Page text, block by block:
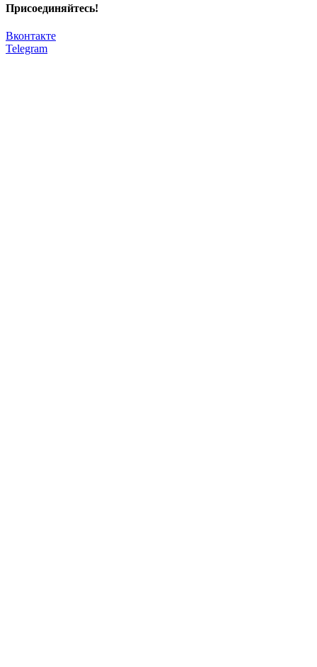
Присоединяйтесь!
Вконтакте
Telegram